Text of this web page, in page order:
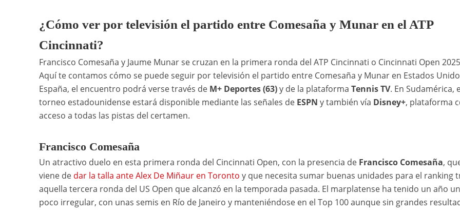
¿Cómo ver por televisión el partido entre Comesaña y Munar en el ATP
Cincinnati?
Francisco Comesaña y Jaume Munar se cruzan en la primera ronda del ATP Cincinnati o Cincinnati Open
Aquí te contamos cómo se puede seguir por televisión el partido entre Comesaña y Munar en Estados
España, el encuentro podrá verse través deM+ Deportes (63)y de la plataforma Tennis TV. En Sudamérica,
torneo estadounidense estará disponible mediante las señales de ESPN y también vía Disney+, plataforma
acceso a todas las pistas del certamen.
Francisco Comesaña
Un atractivo duelo en esta primera ronda del Cincinnati Open, con la presencia de Francisco Comesaña,
viene de dar la talla ante Alex De Miñaur en Toronto y que necesita sumar buenas unidades para el ranking
aquella tercera ronda del US Open que alcanzó en la temporada pasada. El marplatense ha tenido un año un
poco irregular, con unas semis en Río de Janeiro y manteniéndose en el Top 100 aunque sin grandes